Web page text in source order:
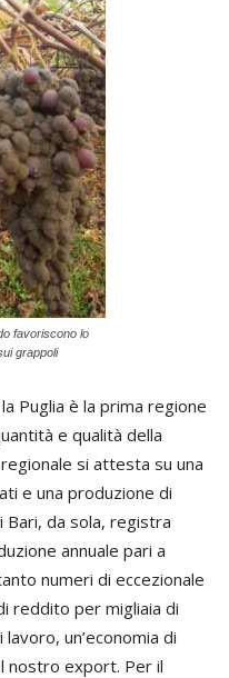
favoriscono lo
grappoli
Puglia è la prima regione
e qualità della
si attesta su una
e una produzione di
Bari, da sola, registra
annuale pari a
numeri di eccezionale
reddito per migliaia di
un’economia di
nostro export. Per il